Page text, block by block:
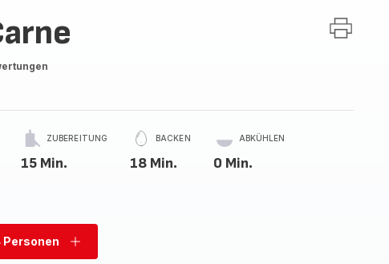
ZUBEREITUNG
15 Min.
BACKEN
18 Min.
ABKÜHLEN
0 Min.
Personen
Personen